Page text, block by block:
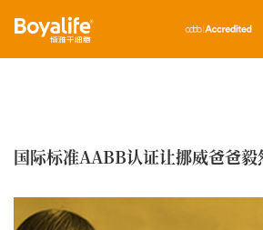
首页 独特优势 博雅伙伴见证 博
国际标准AABB认证让挪威爸爸毅